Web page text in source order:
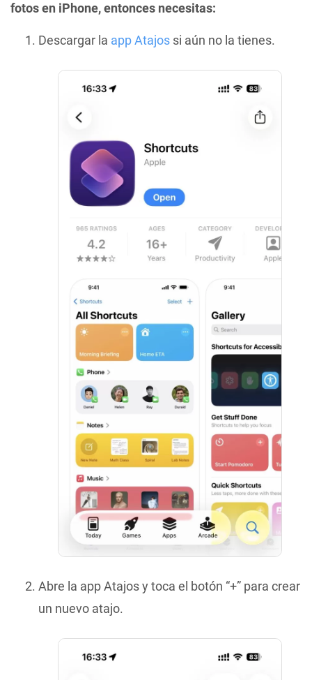
fotos en iPhone, entonces necesitas:
Descargar la app Atajos si aún no la tienes.
Abre la app Atajos y toca el botón “+” para crear
un nuevo atajo.